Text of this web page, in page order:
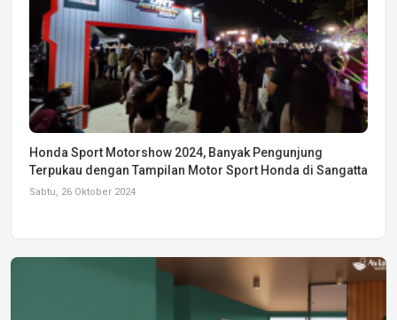
Honda Sport Motorshow 2024, Banyak Pengunjung
Terpukau dengan Tampilan Motor Sport Honda di Sangatta
Sabtu, 26 Oktober 2024